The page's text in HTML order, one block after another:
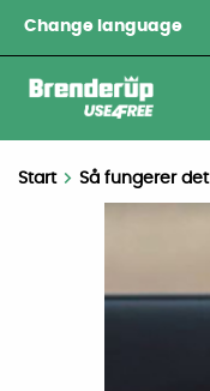
Change language
Start Så fungerer det